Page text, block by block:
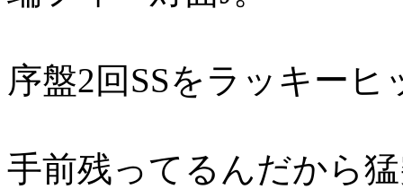
序盤2回SSをラッキー
手前残ってるんだから